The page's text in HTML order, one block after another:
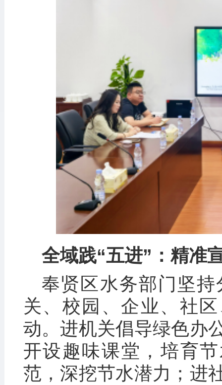
全域践“五进”：精准
奉贤区水务部门坚
关、校园、企业、社
动。进机关倡导绿色办
开设趣味课堂，培育
范，深挖节水潜力；进